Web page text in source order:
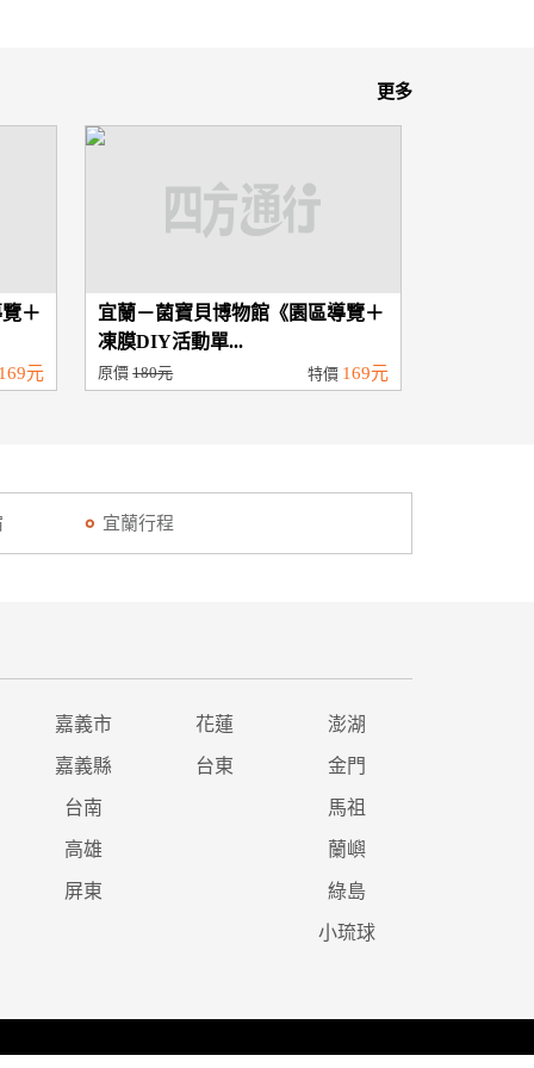
更多
＋
元
宜蘭－菌寶貝博物館《園區導覽＋
凍膜DIY活動單...
原價180元 特價 169元
宜蘭行程
嘉義市 花蓮 澎湖
嘉義縣 台東 金門
台南 馬祖
高雄 蘭嶼
屏東 綠島
小琉球